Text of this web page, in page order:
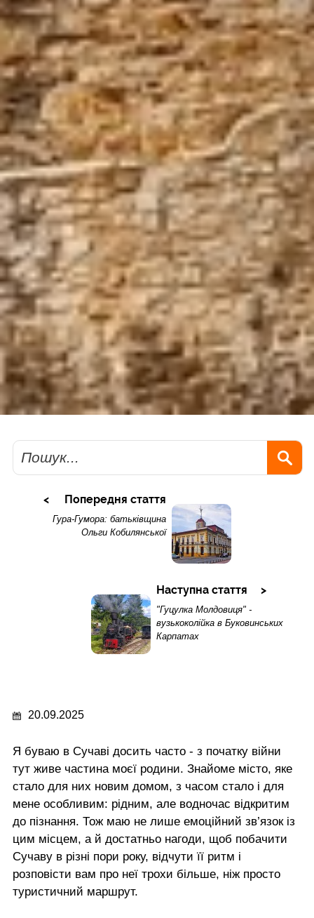
Пошук
Попередня стаття
Гура-Гумора: батьківщина
Ольги Кобилянської
Наступна стаття
"Гуцулка Молдовиця" -
вузькоколійка в Буковинських
Карпатах
20.09.2025
Я буваю в Сучаві досить часто - з початку війни
тут живе частина моєї родини. Знайоме місто, яке
стало для них новим домом, з часом стало і для
мене особливим: рідним, але водночас відкритим
до пізнання. Тож маю не лише емоційний зв’язок із
цим місцем, а й достатньо нагоди, щоб побачити
Сучаву в різні пори року, відчути її ритм і
розповісти вам про неї трохи більше, ніж просто
туристичний маршрут.